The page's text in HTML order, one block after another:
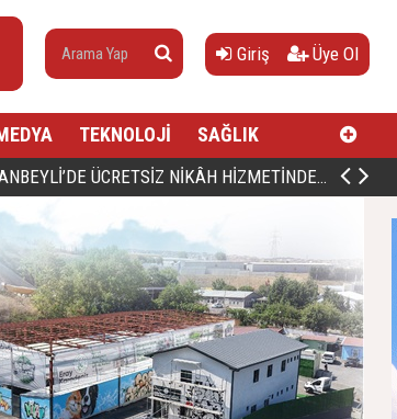
Giriş Üye Ol
TEKNOLOJİ SAĞLIK
MAHMUD ESAD COŞAN, DOĞUMUNUN HİCRÎ 91. YILINDA ELAZIĞ'DA YÂD EDİLECEK